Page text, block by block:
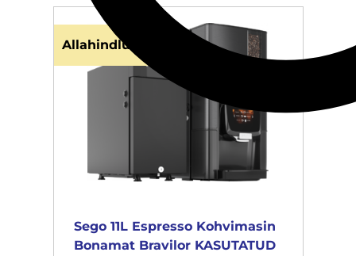
Allahindlus!
Sego 11L Espresso Kohvimasin
Bonamat Bravilor KASUTATUD